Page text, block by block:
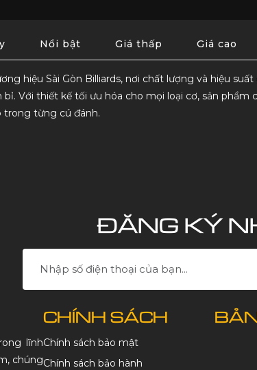
Nổi bật Giá thấp Giá cao
hiệu Sài Gòn Billiards, nơi chất lượng và hiệu
Với thiết kế tối ưu hóa cho mọi loại cơ, sản
trong từng cú đánh.
ĐĂNG KÝ
lĩnh
chúng
CHÍNH SÁCH
Chính sách bảo mật
Chính sách bảo hành